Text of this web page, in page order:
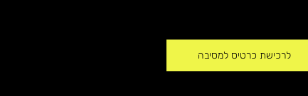
לרכישת כרטיס למסיבה